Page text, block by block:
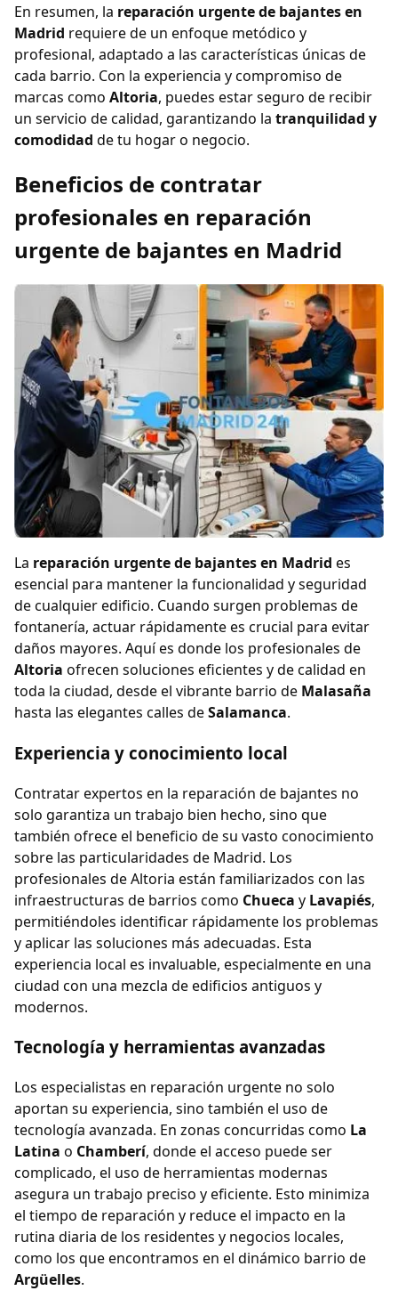
En resumen, la reparación urgente de bajantes en
Madrid requiere de un enfoque metódico y
profesional, adaptado a las características únicas de
cada barrio. Con la experiencia y compromiso de
marcas como Altoria, puedes estar seguro de recibir
un servicio de calidad, garantizando la tranquilidad y
comodidad de tu hogar o negocio.
Beneficios de contratar
profesionales en reparación
urgente de bajantes en Madrid
La reparación urgente de bajantes en Madrid es
esencial para mantener la funcionalidad y seguridad
de cualquier edificio. Cuando surgen problemas de
fontanería, actuar rápidamente es crucial para evitar
daños mayores. Aquí es donde los profesionales de
Altoria ofrecen soluciones eficientes y de calidad en
toda la ciudad, desde el vibrante barrio de Malasaña
hasta las elegantes calles deSalamanca.
Experiencia y conocimiento local
Contratar expertos en la reparación de bajantes no
solo garantiza un trabajo bien hecho, sino que
también ofrece el beneficio de su vasto conocimiento
sobre las particularidades de Madrid. Los
profesionales de Altoria están familiarizados con las
infraestructuras de barrios como Chueca y Lavapiés,
permitiéndoles identificar rápidamente los problemas
y aplicar las soluciones más adecuadas. Esta
experiencia local es invaluable, especialmente en una
ciudad con una mezcla de edificios antiguos y
modernos.
Tecnología y herramientas avanzadas
Los especialistas en reparación urgente no solo
aportan su experiencia, sino también el uso de
tecnología avanzada. En zonas concurridas como La
Latina o Chamberí, donde el acceso puede ser
complicado, el uso de herramientas modernas
asegura un trabajo preciso y eficiente. Esto minimiza
el tiempo de reparación y reduce el impacto en la
rutina diaria de los residentes y negocios locales,
como los que encontramos en el dinámico barrio de
Argüelles.